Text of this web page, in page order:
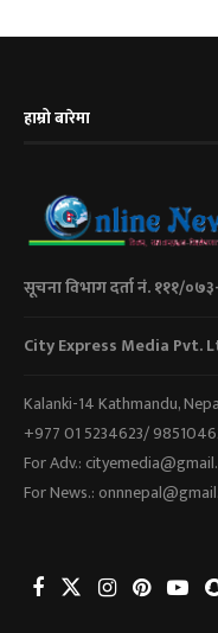
हाम्रो बारेमा
सूचना विभाग दर्ता नं. १११/
City Express Media Pvt.
Kalanki-14 Kathmandu,
+977 01 5234623/
For Adv.:
For News.: